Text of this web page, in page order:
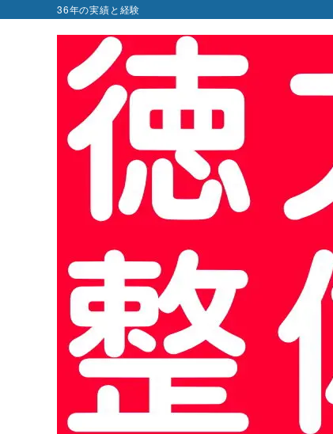
36年の実績と経験